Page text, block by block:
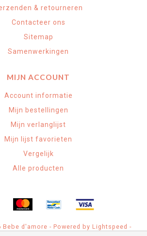
& retourneren
Contacteer ons
Sitemap
Samenwerkingen
MIJN ACCOUNT
Account informatie
Mijn bestellingen
Mijn verlanglijst
Mijn lijst favorieten
Vergelijk
Alle producten
d'amore - Powered by Lightspeed -